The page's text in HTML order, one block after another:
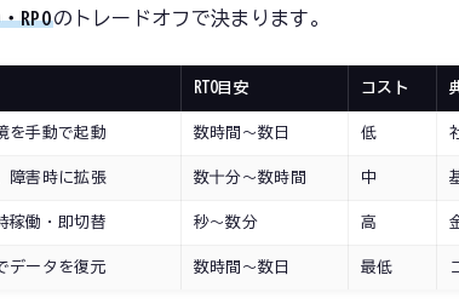
RPOのトレードオフで決まります。
RTO目安 コスト
を手動で起動 数時間〜数日 低
障害時に拡張 数十分〜数時間 中
稼働・即切替 秒〜数分 高
データを復元 数時間〜数日 最低